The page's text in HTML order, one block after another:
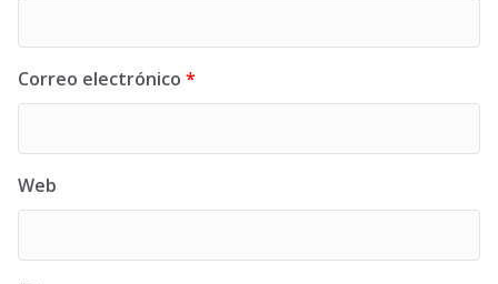
Correo electrónico *
Web